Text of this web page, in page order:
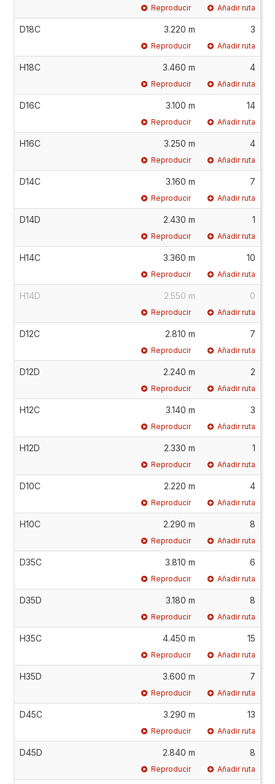
Reproducir Añadir ruta
D18C 3.220 m 3
Reproducir Añadir ruta
H18C 3.460 m 4
Reproducir Añadir ruta
D16C 3.100 m 14
Reproducir Añadir ruta
H16C 3.250 m 4
Reproducir Añadir ruta
D14C 3.160 m 7
Reproducir Añadir ruta
D14D 2.430 m 1
Reproducir Añadir ruta
H14C 3.360 m 10
Reproducir Añadir ruta
H14D 2.550 m 0
Reproducir Añadir ruta
D12C 2.810 m 7
Reproducir Añadir ruta
D12D 2.240 m 2
Reproducir Añadir ruta
H12C 3.140 m 3
Reproducir Añadir ruta
H12D 2.330 m 1
Reproducir Añadir ruta
D10C 2.220 m 4
Reproducir Añadir ruta
H10C 2.290 m 8
Reproducir Añadir ruta
D35C 3.810 m 6
Reproducir Añadir ruta
D35D 3.180 m 8
Reproducir Añadir ruta
H35C 4.450 m 15
Reproducir Añadir ruta
H35D 3.600 m 7
Reproducir Añadir ruta
D45C 3.290 m 13
Reproducir Añadir ruta
D45D 2.840 m 8
Reproducir Añadir ruta